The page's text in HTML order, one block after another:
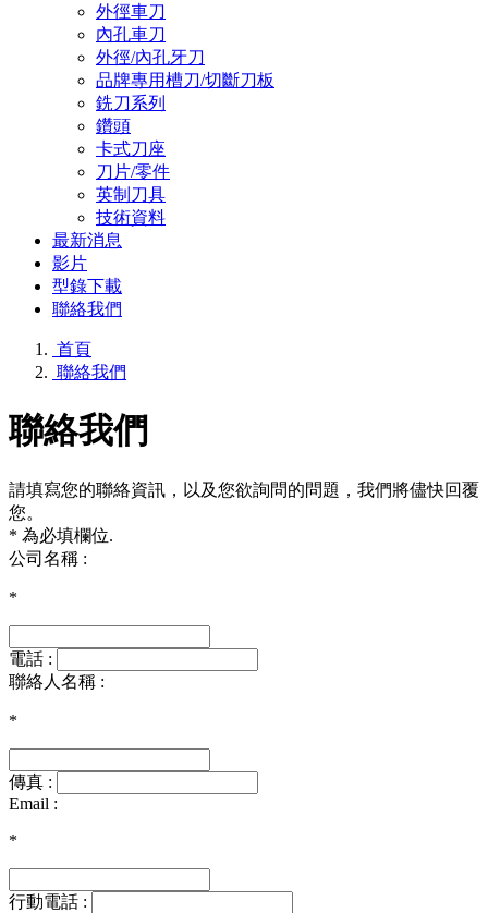
外徑車刀
內孔車刀
外徑/內孔牙刀
品牌專用槽刀/切斷刀板
銑刀系列
鑽頭
卡式刀座
刀片/零件
英制刀具
技術資料
最新消息
影片
型錄下載
聯絡我們
首頁
聯絡我們
聯絡我們
請填寫您的聯絡資訊，以及您欲詢問的問題，我們將儘快回覆
您。
* 為必填欄位.
公司名稱 :
*
電話 :
聯絡人名稱 :
*
傳真 :
Email :
*
行動電話 :